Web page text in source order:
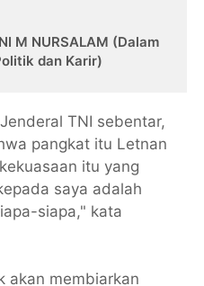
M NURSALAM (Dalam
dan Karir)
TNI sebentar,
pangkat itu Letnan
itu yang
saya adalah
siapa," kata
akan membiarkan